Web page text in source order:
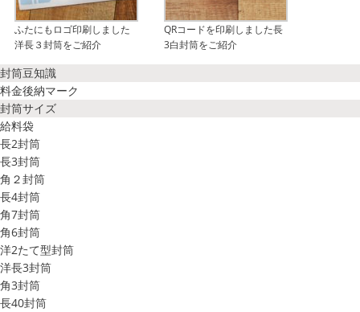
ふたにもロゴ印刷しました
洋長３封筒をご紹介
QRコードを印刷しました長
3白封筒をご紹介
封筒豆知識
料金後納マーク
封筒サイズ
給料袋
長2封筒
長3封筒
角２封筒
長4封筒
角7封筒
角6封筒
洋2たて型封筒
洋長3封筒
角3封筒
長40封筒